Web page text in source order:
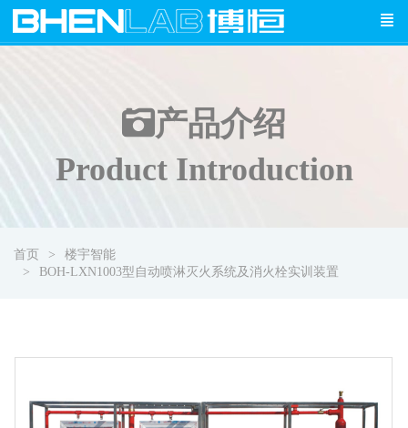
产品介绍
Product Introduction
首页
楼宇智能
BOH-LXN1003型自动喷淋灭火系统及消火栓实训装置